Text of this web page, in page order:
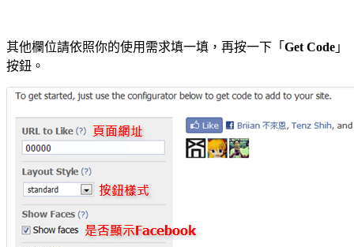
其他欄位請依照你的使用需求填一填，再按一下「 Get Code 」
按鈕。